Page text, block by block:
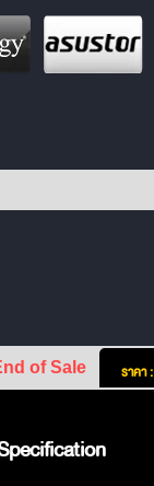
ราคา :
of Sale